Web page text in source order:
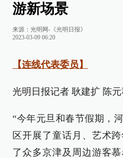
游新场景
来源： 光明网-《光明日报》
2023-03-09 06:20
【连线代表委员】
光明日报记者 耿建扩 陈元
“今年元旦和春节假期，
区开展了童话月、艺术
了众多京津及周边游客